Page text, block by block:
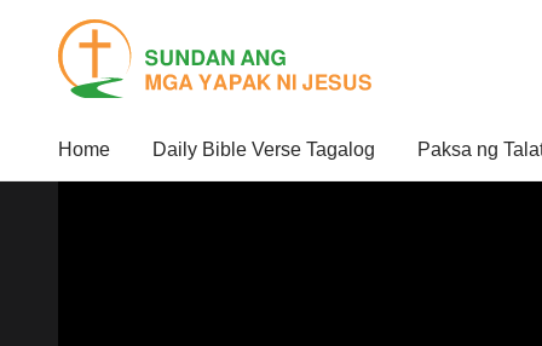
Home Daily Bible Verse Tagalog Paksa ng